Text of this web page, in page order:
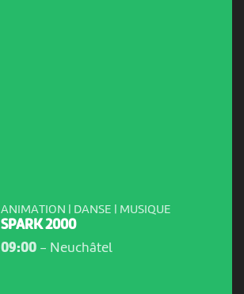
ANIMATION | DANSE | MUSIQUE
SPARK 2000
09:00- Neuchâtel